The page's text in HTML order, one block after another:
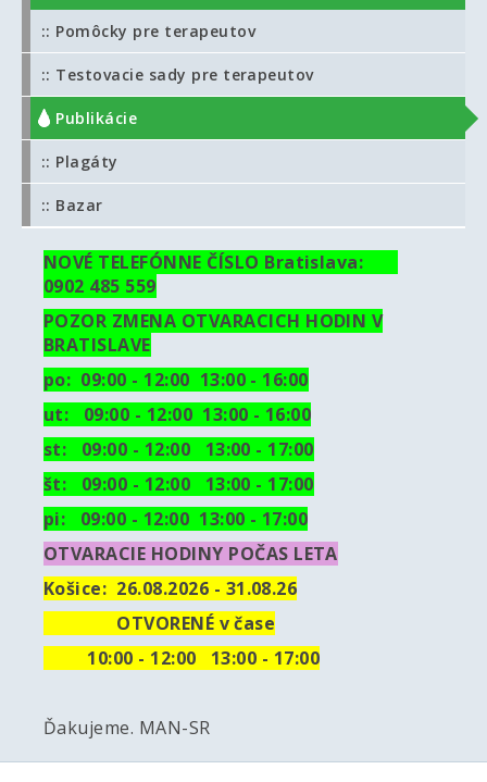
:: Pomôcky pre terapeutov
:: Testovacie sady pre terapeutov
:: Publikácie
:: Plagáty
:: Bazar
NOVÉ TELEFÓNNE ČÍSLO Bratislava:
0902 485 559
POZOR ZMENA OTVARACICH HODIN V
BRATISLAVE
po: 09:00 - 12:00 13:00 - 16:00
ut: 09:00 - 12:00 13:00 - 16:00
st: 09:00 - 12:00 13:00 - 17:00
št: 09:00 - 12:00 13:00 - 17:00
pi: 09:00 - 12:00 13:00 - 17:00
OTVARACIE HODINY POČAS LETA
Košice: 26.08.2026 - 31.08.26
OTVORENÉ v čase
10:00 - 12:00 13:00 - 17:00
Ďakujeme. MAN-SR